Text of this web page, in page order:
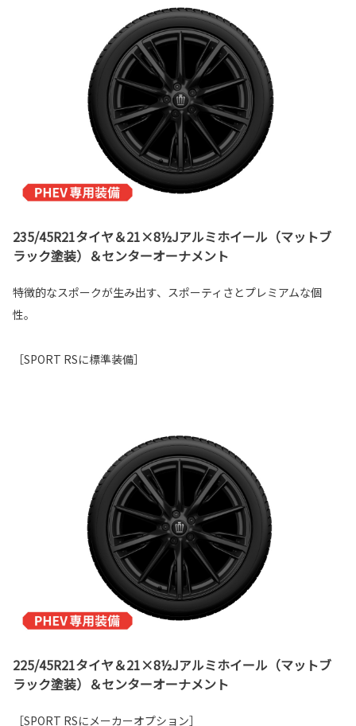
235/45R21タイヤ＆21×8½Jアルミホイール（マットブ
ラック塗装）＆センターオーナメント
特徴的なスポークが生み出す、スポーティさとプレミアムな個
性。
［SPORT RSに標準装備］
225/45R21タイヤ＆21×8½Jアルミホイール（マットブ
ラック塗装）＆センターオーナメント
［SPORT RSにメーカーオプション］